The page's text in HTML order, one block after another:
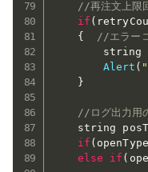
//再注文上限
if (
{
//エラー
Alert (
}
//ログ出力用
string
if (
else
if (